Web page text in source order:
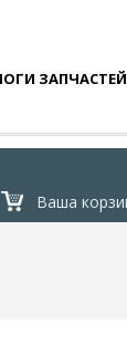
ЗАПЧАСТЕЙ
Ваша